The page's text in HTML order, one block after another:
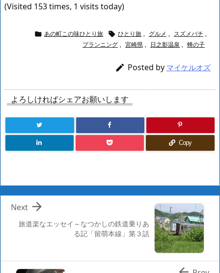
(Visited 153 times, 1 visits today)
 あの町この味ひとり旅  ひとり旅 , グルメ , スズメバチ ,
プランニング , 宮崎県 , 日之影温泉 , 蜂の子
 Posted by マイケルオズ
よろしければシェアお願いします
Copy
旅道楽なエッセイ～なつかしの鉄道乗りあ
る記「留萌本線」第３話

Next